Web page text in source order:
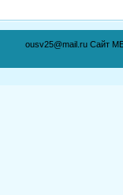
ousv25@mail.ru Сайт